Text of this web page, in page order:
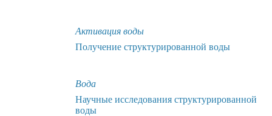
Активация воды
Получение структурированной воды
Вода
Научные исследования структурированной
воды